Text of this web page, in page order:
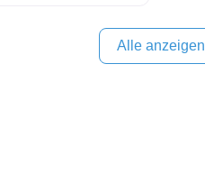
Alle anzeigen